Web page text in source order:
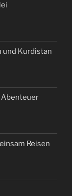
und Kurdistan
Abenteuer
Reisen